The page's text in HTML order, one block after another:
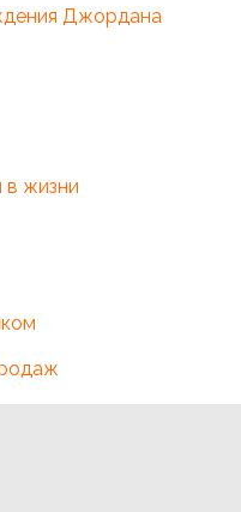
Джордана
в жизни